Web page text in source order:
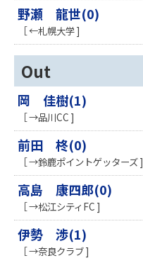
野瀬 龍世(0)
［ ←札幌大学 ]
Out
岡 佳樹(1)
［ →品川CC ]
前田 柊(0)
［ →鈴鹿ポイントゲッターズ ]
高島 康四郎(0)
［ →松江シティFC ]
伊勢 渉(1)
［ →奈良クラブ ]